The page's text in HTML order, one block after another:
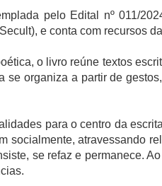
pelo Edital nº 011/
e conta com recursos
o livro reúne textos
se organiza a partir de
para o centro da
socialmente, atravessando
se refaz e permanece.